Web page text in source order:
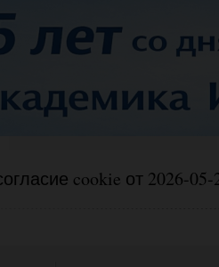
cookie от 2026-05-